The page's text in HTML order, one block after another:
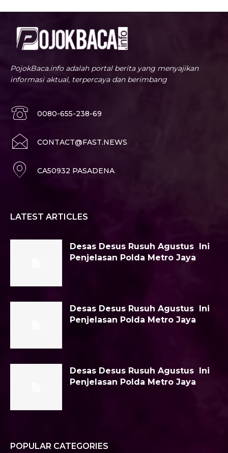
PojokBaca.info adalah portal berita yang menyajikan
informasi aktual, terpercaya dan berimbang
0080-655-238-69
CONTACT@FAST.NEWS
CA50932 PASADENA
LATEST ARTICLES
Desas Desus Rusuh Agustus Ini
Penjelasan Polda Metro Jaya
Desas Desus Rusuh Agustus Ini
Penjelasan Polda Metro Jaya
Desas Desus Rusuh Agustus Ini
Penjelasan Polda Metro Jaya
POPULAR CATEGORIES